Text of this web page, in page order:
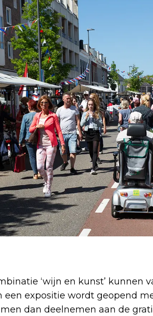
‘wijn en kunst’ kunnen
een expositie wordt geopend
dan deelnemen aan de